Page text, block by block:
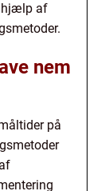
hjælp af
nem
på